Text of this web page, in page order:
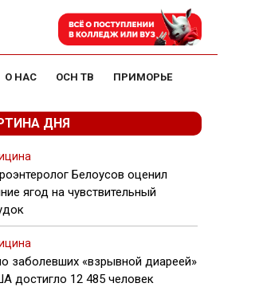
О НАС ОСН ТВ ПРИМОРЬЕ
ДНЯ
Белоусов оценил
ягод на чувствительный
заболевших «взрывной диареей»
достигло 12 485 человек